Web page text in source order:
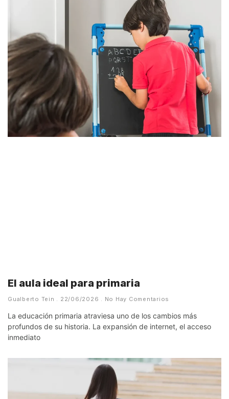
El aula ideal para primaria
Gualberto Tein 22/06/2026 No Hay Comentarios
La educación primaria atraviesa uno de los cambios más
profundos de su historia. La expansión de internet, el acceso
inmediato